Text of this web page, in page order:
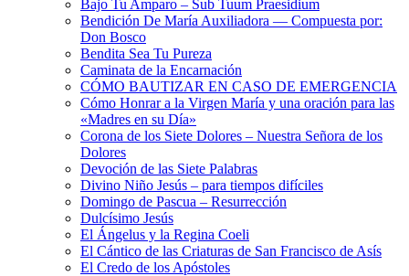
Bajo Tu Amparo – Sub Tuum Praesidium
Bendición De María Auxiliadora — Compuesta por:
Don Bosco
Bendita Sea Tu Pureza
Caminata de la Encarnación
CÓMO BAUTIZAR EN CASO DE EMERGENCIA
Cómo Honrar a la Virgen María y una oración para las
«Madres en su Día»
Corona de los Siete Dolores – Nuestra Señora de los
Dolores
Devoción de las Siete Palabras
Divino Niño Jesús – para tiempos difíciles
Domingo de Pascua – Resurrección
Dulcísimo Jesús
El Ángelus y la Regina Coeli
El Cántico de las Criaturas de San Francisco de Asís
El Credo de los Apóstoles